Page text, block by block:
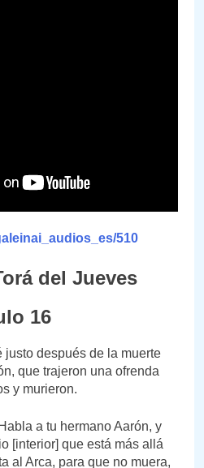
510
del Jueves
16
justo después de la muerte
que trajeron una ofrenda
y murieron.
a tu hermano Aarón, y
[interior] que está más allá
al Arca, para que no muera,